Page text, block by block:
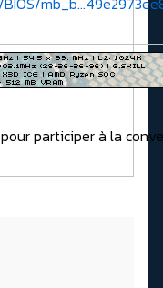
pour participer à la